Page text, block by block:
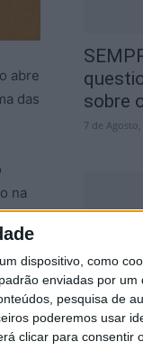
dispositivo, como
enviadas por um
pesquisa de
poderemos usar
clicar para consentir
abre
das
na
sobre
7 de Agosto,
artes
7 de Agosto,